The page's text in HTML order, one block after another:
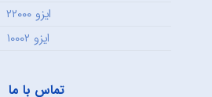
ایزو ۲۲۰۰۰
ایزو ۱۰۰۰۲
تماس با ما